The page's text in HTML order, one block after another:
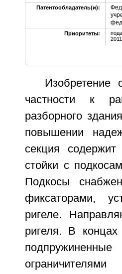
Патентообладатель(и):
Приоритеты:
Изобретение
частности к
разборного
повышении
секция
стойки с
Подкосы
фиксаторами,
ригеле.
ригеля. В концах